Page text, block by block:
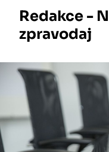
Redakce -
zpravodaj